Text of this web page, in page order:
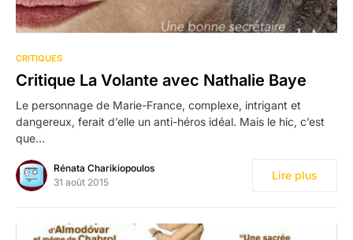
CRITIQUES
Critique La Volante avec Nathalie Baye
Le personnage de Marie-France, complexe, intrigant et
dangereux, ferait d’elle un anti-héros idéal. Mais le hic, c’est
que…
Rénata Charikiopoulos
31 août 2015
Lire plus